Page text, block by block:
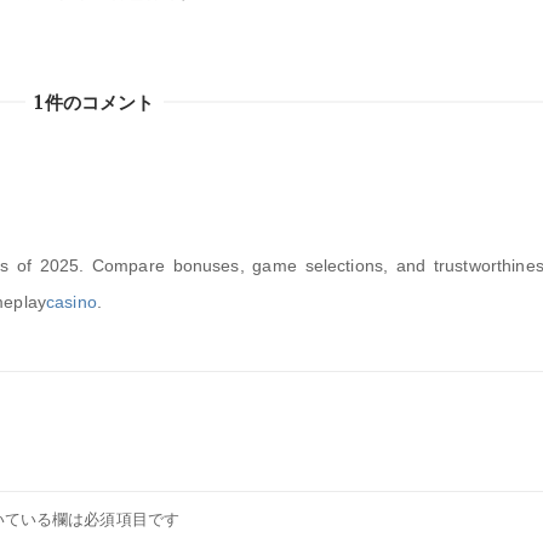
1件のコメント
of 2025. Compare bonuses, game selections, and
casino.
ている欄は必須項目です